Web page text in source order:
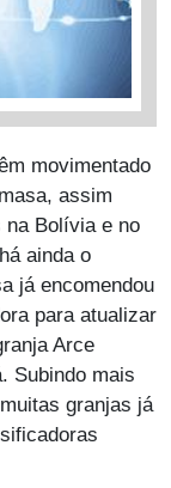
movimentado
assim
na Bolívia e no
ainda o
já encomendou
para atualizar
Arce
Subindo mais
granjas já